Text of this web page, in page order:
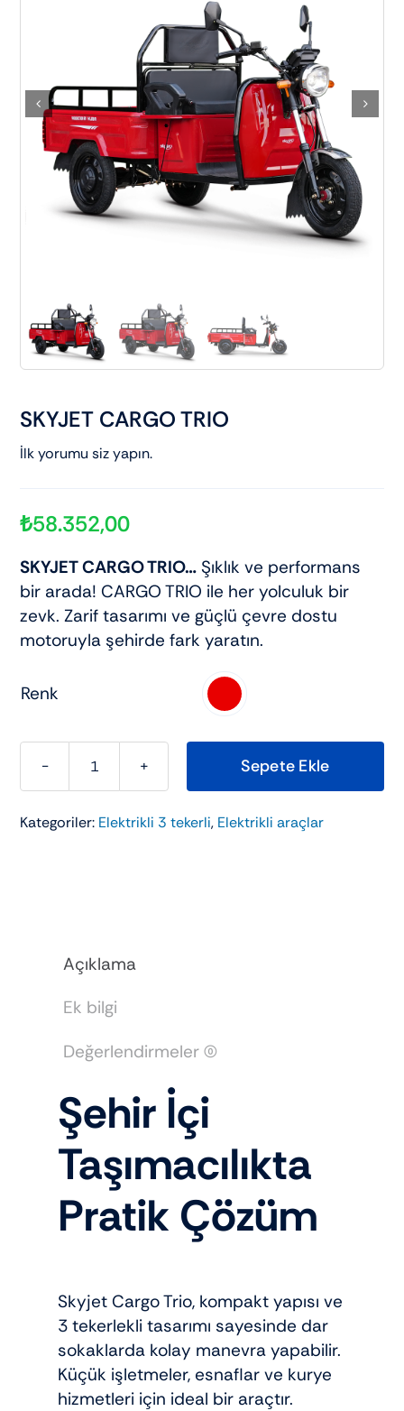
Scooter motorlar
Cub ve cg
Chopper ve cross
Touring ve naked
SKYJET CARGO TRIO
İlk yorumu siz yapın.
₺58.352,00
SKYJET CARGO TRIO… Şıklık ve performans
bir arada! CARGO TRIO ile her yolculuk bir
zevk. Zarif tasarımı ve güçlü çevre dostu
motoruyla şehirde fark yaratın.
Renk
SKYJET
TRIO
Sepete Ekle
Kategoriler: Elektrikli 3 tekerli, Elektrikli araçlar
Açıklama
Ek bilgi
Değerlendirmeler (0)
Şehir İçi
Taşımacılıkta
Pratik Çözüm
Skyjet Cargo Trio, kompakt yapısı ve
3 tekerlekli tasarımı sayesinde dar
sokaklarda kolay manevra yapabilir.
Küçük işletmeler, esnaflar ve kurye
hizmetleri için ideal bir araçtır.